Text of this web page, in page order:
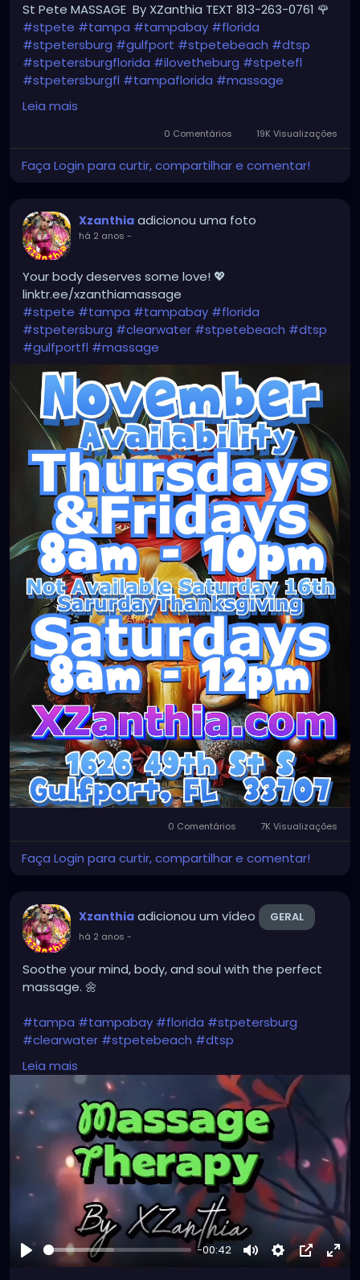
St Pete MASSAGE By XZanthia TEXT 813-263-0761 🌹
#stpete #tampa #tampabay #florida
#stpetersburg #gulfport #stpetebeach #dtsp
#stpetersburgflorida #ilovetheburg #stpetefl
#stpetersburgfl #tampaflorida #massage
#massagetherapy
#sarasota#tampafl
#downtownstpete#southtampa
#neuromuscular#largo#igersstpete
Leia mais
0 Comentários 19K Visualizações
Faça Login para curtir, compartilhar e comentar!
Xzanthia adicionou uma foto
há 2 anos -
Your body deserves some love! 💖
linktr.ee/xzanthiamassage
#stpete #tampa #tampabay #florida
#stpetersburg #clearwater #stpetebeach #dtsp
#gulfportfl #massage
0 Comentários 7K Visualizações
Faça Login para curtir, compartilhar e comentar!
Xzanthia adicionou um vídeo GERAL
há 2 anos -
Soothe your mind, body, and soul with the perfect
massage. 🌼
#tampa #tampabay #florida #stpetersburg
#clearwater #stpetebeach #dtsp
#stpetersburgflorida
#stpetersburgfl#tampaflorida#clearwaterbeach
#stoetemassage
#tampafl
#downtownstpete
#southtampa #keepstpetelocal
#stpetemassagetherapy#largo#igersstpete
#pinellascounty#ilovestpete#massage
#massagetherapy #brandon
#massagetherapist
#floridalife#palmharbor
Leia mais
Reproduzir
-00:42
SettingsPicture-